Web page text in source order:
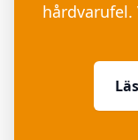
hårdvarufel.